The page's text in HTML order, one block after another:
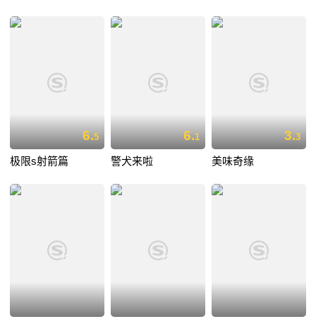
6.5
极限s射箭篇
6.1
警犬来啦
3.3
美味奇缘